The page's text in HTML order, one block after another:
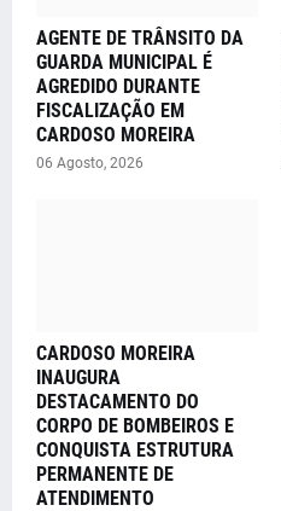
AGENTE DE TRÂNSITO DA
GUARDA MUNICIPAL É
AGREDIDO DURANTE
FISCALIZAÇÃO EM
CARDOSO MOREIRA
06 Agosto, 2026
CARDOSO MOREIRA
INAUGURA
DESTACAMENTO DO
CORPO DE BOMBEIROS E
CONQUISTA ESTRUTURA
PERMANENTE DE
ATENDIMENTO